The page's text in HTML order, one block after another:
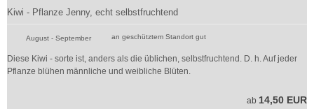
Kiwi - Pflanze Jenny, echt selbstfruchtend
August - September an geschütztem Standort gut
Diese Kiwi - sorte ist, anders als die üblichen, selbstfruchtend. D. h. Auf jeder
Pflanze blühen männliche und weibliche Blüten.
ab 14,50 EUR